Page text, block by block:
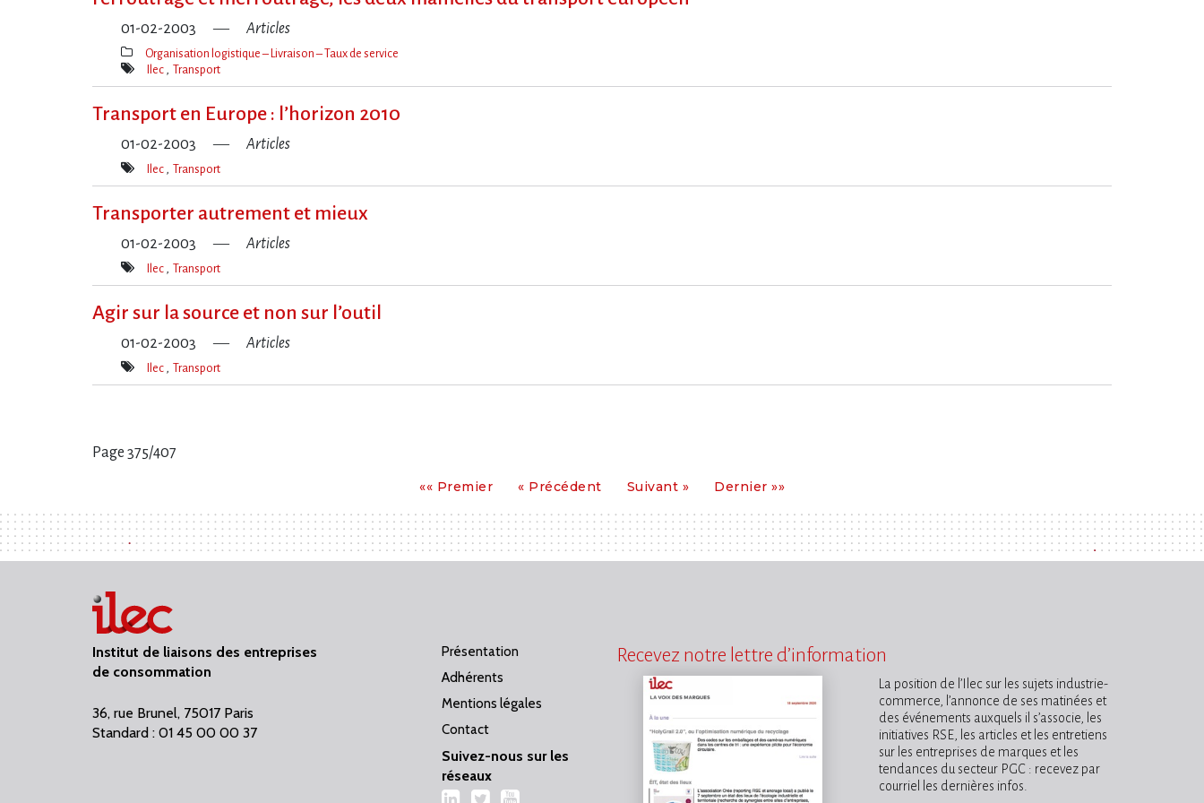
01-02-2003 Articles
Thèmes(s)
Organisation logistique – Livraison – Taux de service
Mot(s)-
Ilec Transport
Transport en Europe : l’horizon 2010
01-02-2003 Articles
Mot(s)-
Ilec Transport
Transporter autrement et mieux
01-02-2003 Articles
Mot(s)-
Ilec Transport
Agir sur la source et non sur l’outil
01-02-2003 Articles
Mot(s)-
Ilec Transport
Page 375/407
«« PremierPremier
« PrécédentPrécédent
Suivant
Suivant » Dernier
Dernier »»
Institut de liaisons des entreprises
de consommation
36, rue Brunel, 75017 Paris
Standard : 01 45 00 00 37
Présentation
Adhérents
Mentions légales
Contact
Suivez-nous sur les
réseaux
LinkedIn
TwitterYouTube
Recevez notre lettre d’information
La position de l’Ilec sur les sujets industrie-
commerce, l’annonce de ses matinées et
des événements auxquels il s’associe, les
initiatives RSE, les articles et les entretiens
sur les entreprises de marques et les
tendances du secteur PGC : recevez par
courriel les dernières infos.